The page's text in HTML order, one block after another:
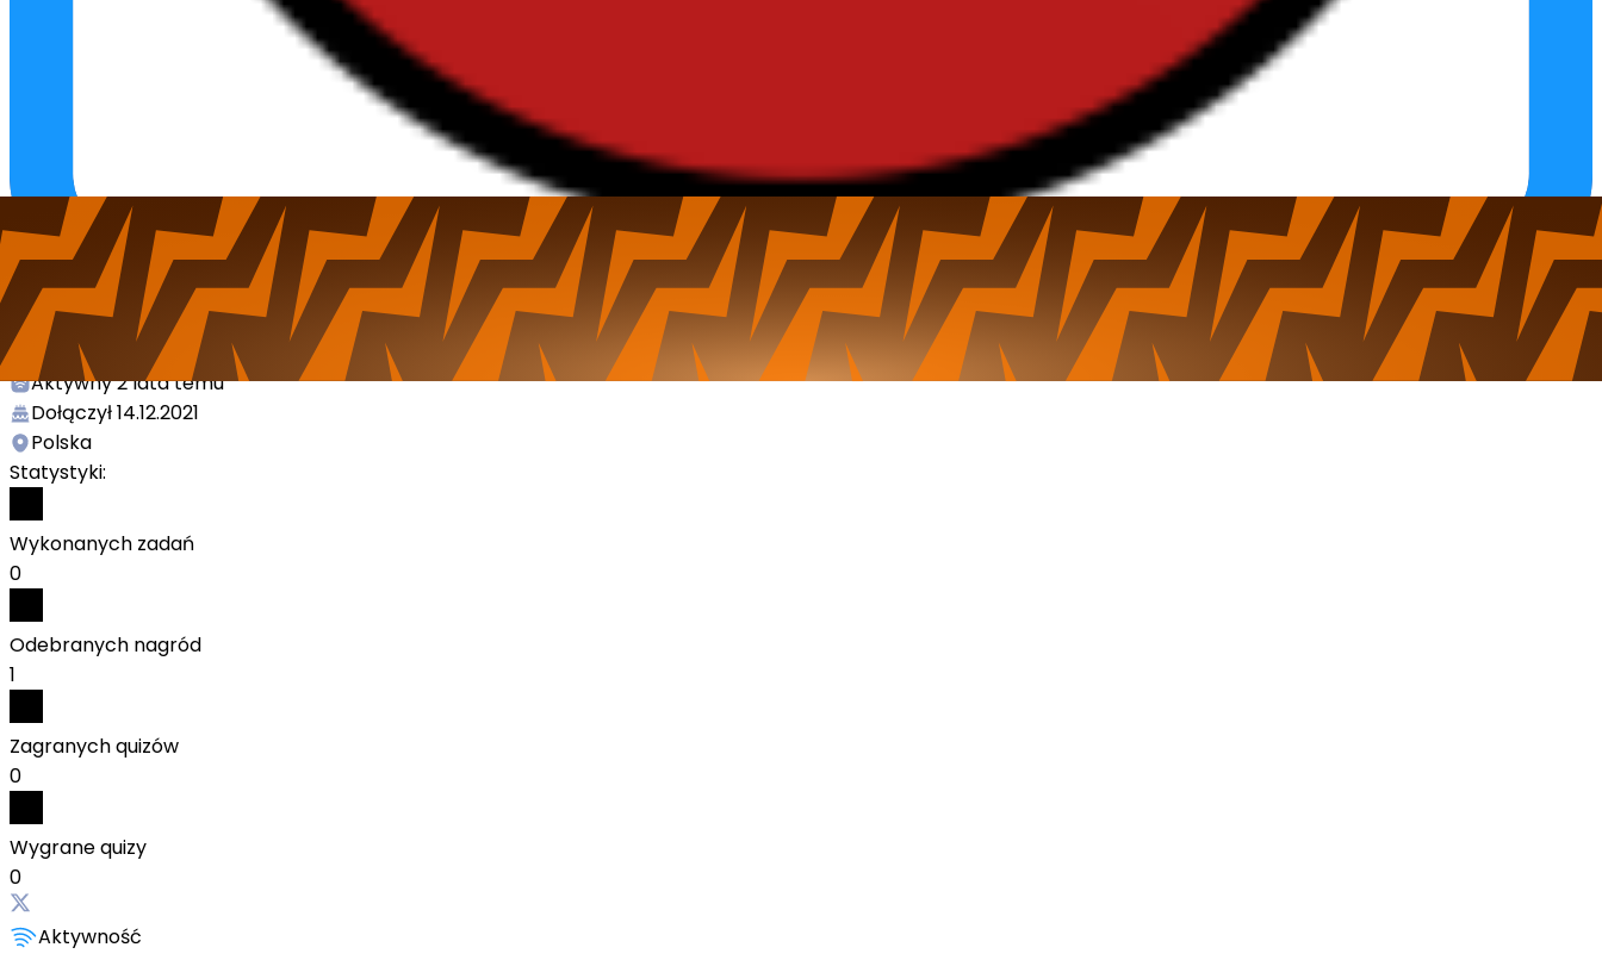
FxD13
Poziom5
Aktywny2 lata temu
Dołączył14.12.2021
Polska
Statystyki:
Wykonanych zadań
0
Odebranych nagród
1
Zagranych quizów
0
Wygrane quizy
0
Aktywność